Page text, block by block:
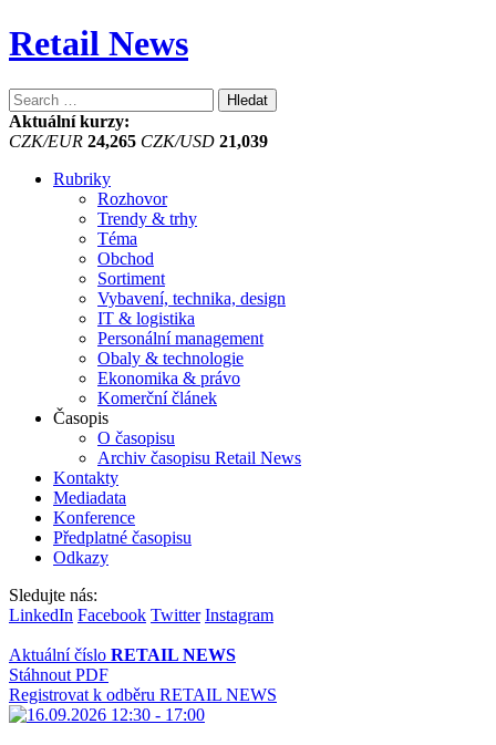
Retail News
Vyhledávání
Aktuální kurzy:
CZK/EUR 24,265 CZK/USD 21,039
Rubriky
Rozhovor
Trendy & trhy
Téma
Obchod
Sortiment
Vybavení, technika, design
IT & logistika
Personální management
Obaly & technologie
Ekonomika & právo
Komerční článek
Časopis
O časopisu
Archiv časopisu Retail News
Kontakty
Mediadata
Konference
Předplatné časopisu
Odkazy
Sledujte nás:
LinkedIn Facebook Twitter Instagram
Aktuální číslo RETAIL NEWS
Stáhnout PDF
Registrovat k odběru RETAIL NEWS